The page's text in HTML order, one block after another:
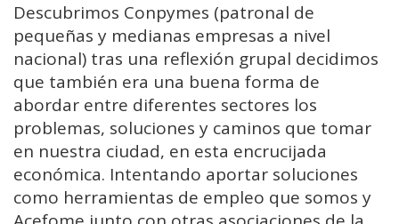
Descubrimos Conpymes (patronal de
pequeñas y medianas empresas a nivel
nacional) tras una reflexión grupal decidimos
que también era una buena forma de
abordar entre diferentes sectores los
problemas, soluciones y caminos que tomar
en nuestra ciudad, en esta encrucijada
económica. Intentando aportar soluciones
como herramientas de empleo que somos y